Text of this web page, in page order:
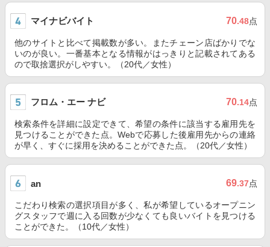
マイナビバイト 70.48点
他のサイトと比べて掲載数が多い。またチェーン店ばかりでな
いのが良い。一番基本となる情報がはっきりと記載されてある
ので取捨選択がしやすい。（20代／女性）
フロム・エー ナビ 70.14点
検索条件を詳細に設定できて、希望の条件に該当する雇用先を
見つけることができた点。Webで応募した後雇用先からの連絡
が早く、すぐに採用を決めることができた点。（20代／女性）
an 69.37点
こだわり検索の選択項目が多く、私が希望しているオープニン
グスタッフで週に入る回数が少なくても良いバイトを見つける
ことができた。（10代／女性）